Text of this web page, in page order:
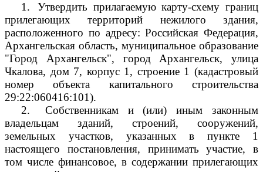
1.
Утвердить прилагаемую карту-схему границ
прилегающих территорий нежилого здания,
расположенного по адресу: Российская Федерация,
Архангельская область, муниципальное образование
"Город Архангельск", город Архангельск, улица
Чкалова, дом 7, корпус 1, строение 1 (кадастровый
номер объекта капитального строительства
29:22:060416:101).
2.
Собственникам и (или) иным законным
владельцам зданий, строений, сооружений,
земельных участков, указанных в пункте 1
настоящего постановления, принимать участие, в
том числе финансовое, в содержании прилегающих